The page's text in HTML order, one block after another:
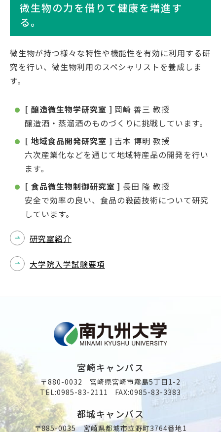
微生物の力を借りて健康を増進す
る。
微生物が持つ様々な特性や機能性を有効に利用する研
究を行い、微生物利用のスペシャリストを養成しま
す。
[ 醸造微生物学研究室 ] 岡崎 善三 教授
醸造酒・蒸溜酒のものづくりに挑戦しています。
[ 地域食品開発研究室 ] 吉本 博明 教授
六次産業化などを通じて地域特産品の開発を行い
ます。
[ 食品微生物制御研究室 ] 長田 隆 教授
安全で効率の良い、食品の殺菌技術について研究
しています。
研究室紹介
大学院入学試験要項
宮崎キャンパス
〒880-0032 宮崎県宮崎市霧島5丁目1-2
TEL:0985-83-2111 FAX:0985-83-3383
都城キャンパス
〒885-0035 宮崎県都城市立野町3764番地1